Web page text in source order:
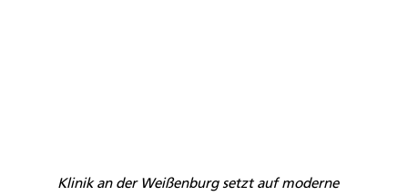
Klinik an der Weißenburg setzt auf moderne